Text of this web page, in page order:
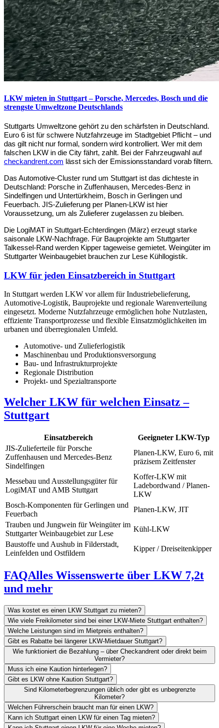
LKW mieten in Stuttgart – Porsche, Mercedes, Bosch und die
strengste Umweltzone Deutschlands
Stuttgarts Umweltzone gehört zu den schärfsten in Deutschland.
Euro 6 ist für schwere Nutzfahrzeuge im Stadtgebiet Pflicht – und
das gilt nicht nur formal, sondern wird kontrolliert. Wer mit dem
falschen LKW in die City fährt, zahlt. Bei der Fahrzeugwahl auf
checkandrent.com lässt sich der Emissionsstandard vorab filtern.
Das Automotive-Cluster rund um Stuttgart ist das dichteste in
Deutschland: Porsche in Zuffenhausen, Mercedes-Benz in
Sindelfingen und Untertürkheim, Bosch in Gerlingen und
Feuerbach. JIS-Zulieferung per Planen-LKW ist hier
Voraussetzung, um als Zulieferer zugelassen zu bleiben.
Die LogiMAT in Stuttgart-Echterdingen (März) erzeugt starke
saisonale LKW-Nachfrage. Für Bauprojekte am Stuttgarter
Talkessel-Rand werden Kipper tageweise gemietet. Weingüter im
Stuttgarter Weinbaugebiet brauchen zur Lese Kühllogistik.
LKW für jeden Einsatzbereich in Stuttgart
In Stuttgart werden LKW vor allem für Industriebelieferung,
Automotive-Logistik, Bauprojekte und regionale Warenverteilung
eingesetzt. Moderne Nutzfahrzeuge ermöglichen hohe Nutzlasten,
effiziente Transportprozesse und flexible Einsatzmöglichkeiten im
urbanen und überregionalen Umfeld.
Automotive- und Zulieferlogistik
Maschinenbau und Produktionsversorgung
Bau- und Infrastrukturprojekte
Regionale Distribution
Projekt- und Spezialtransporte
Welcher LKW für welchen Einsatz –
Stuttgart
Einsatzbereich
Geeigneter LKW-Typ
JIS-Zulieferteile für Porsche
Zuffenhausen und Mercedes-Benz
Sindelfingen
Planen-LKW, Euro 6, mit
präzisem Zeitfenster
Messebau und Ausstellungsgüter für
LogiMAT und AMB Stuttgart
Koffer-LKW mit
Ladebordwand / Planen-
LKW
Bosch-Komponenten für Gerlingen und
Feuerbach
Planen-LKW, JIT
Trauben und Jungwein für Weingüter im
Stuttgarter Weinbaugebiet zur Lese
Kühl-LKW
Baustoffe und Aushub in Filderstadt,
Leinfelden und Ostfildern
Kipper / Dreiseitenkipper
FAQAlles Wissenswerte über LKW 7,2t
und mehr
Was kostet es einen LKW Stuttgart zu mieten?
Wie viele Freikilometer sind bei einer LKW-Miete Stuttgart enthalten?
Welche Leistungen sind im Mietpreis enthalten?
Gibt es Rabatte bei längerer LKW-Mietdauer Stuttgart?
Wie funktioniert die Bezahlung – über Checkandrent oder direkt beim
Vermieter?
Muss ich eine Kaution hinterlegen?
Gibt es LKW ohne Kaution Stuttgart?
Sind Kilometerbegrenzungen üblich oder gibt es unbegrenzte
Kilometer?
Welchen Führerschein braucht man für einen LKW?
Kann ich Stuttgart einen LKW für einen Tag mieten?